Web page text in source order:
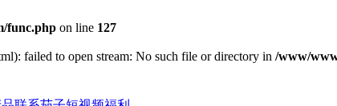
func.php on line 127
failed to open stream: No such file or directory in /www/